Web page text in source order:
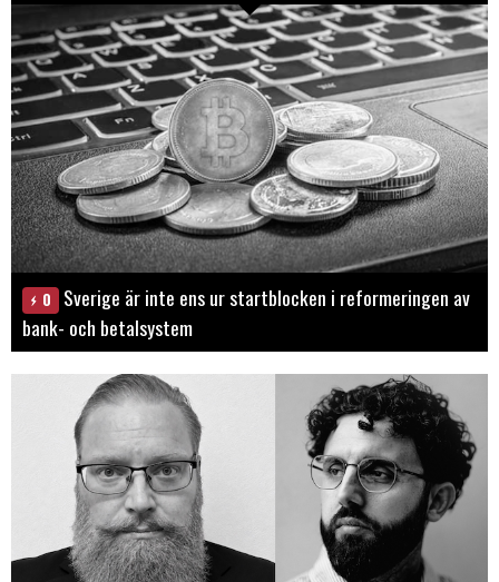
0
Sverige är inte ens ur startblocken i reformeringen av
bank- och betalsystem